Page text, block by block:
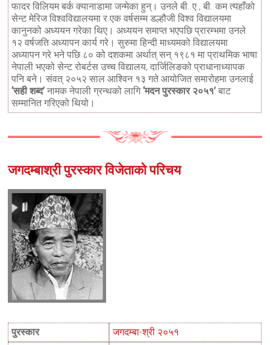
फादर विलियम बर्क क्यानाडामा जन्मेका हुन्। उनले बी. ए., बी. कम त्यहाँको
सेन्ट मेरिज विश्वविद्यालयमा र एक वर्षसम्म डल्हौजी विश्व विद्यालयमा
कानुनको अध्ययन गरेका थिए। अध्ययन समाप्त भएपछि प्रारम्भमा उनले
१२ वर्षजति अध्यापन कार्य गरे। सुरुमा हिन्दी माध्यमको विद्यालयमा
अध्यापन गरे भने पछि ८० को दशकमा अर्थात् सन् १९८१ मा प्राथमिक भाषा
नेपाली भएको सेन्ट रोबर्टस उच्च विद्यालय, दार्जिलिङको प्राधानाध्यापक
पनि बने। संवत् २०५२ साल आश्विन १३ गते आयोजित समारोहमा उनलाई
‘सही शब्द’ नामक नेपाली ग्रन्थको लागि‘मदन पुरस्कार २०५१’ बाट
सम्मानित गरिएको थियो।
जगदम्बाश्री पुरस्कार विजेताको परिचय
पुरस्कार
जगदम्बा-श्री २०५१